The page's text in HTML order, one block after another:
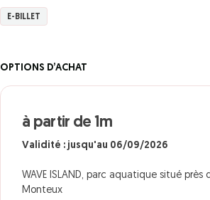
E-BILLET
OPTIONS D’ACHAT
à partir de 1m
Validité : jusqu'au 06/09/2026
WAVE ISLAND, parc aquatique situé près
Monteux